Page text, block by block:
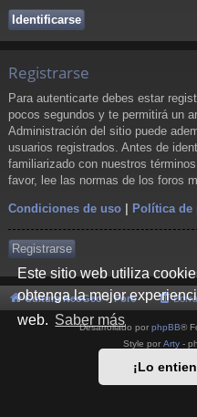
Este sitio web utiliza
obtenga la mejor
web. Saber más
¡Lo
Registrarse
Para autenticarte debes estar
pocos segundos y te permitirá un
Administración del sitio puede
usuarios registrados. Antes de
familiarizado con nuestros
favor, lee las normas de los foros
Condiciones de uso Política de
Registrarse
Cultura NeoGeo Foro
Desarrollado por phpBB®
Style por Arty -